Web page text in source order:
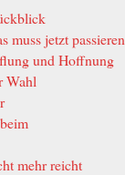
muss jetzt passieren
und Hoffnung
Wahl
mehr reicht